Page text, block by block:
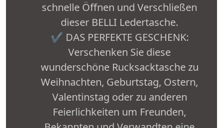
schnelle Öffnen und Verschließen
dieser BELLI Ledertasche.
✔ DAS PERFEKTE GESCHENK:
Verschenken Sie diese
wunderschöne Rucksacktasche zu
Weihnachten, Geburtstag, Ostern,
Valentinstag oder zu anderen
Feierlichkeiten um Freunden,